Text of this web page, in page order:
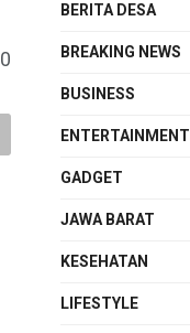
0
BERITA DESA
BREAKING NEWS
BUSINESS
ENTERTAINMENT
GADGET
JAWA BARAT
KESEHATAN
LIFESTYLE